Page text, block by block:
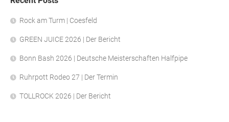
Rock am Turm | Coesfeld
GREEN JUICE 2026 | Der Bericht
Bonn Bash 2026 | Deutsche Meisterschaften Halfpipe
Ruhrpott Rodeo 27 | Der Termin
TOLLROCK 2026 | Der Bericht